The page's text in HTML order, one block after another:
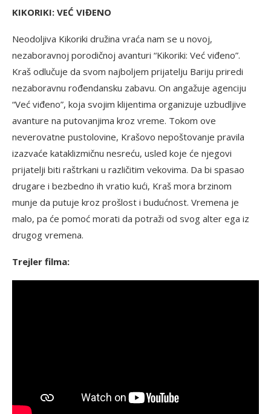
KIKORIKI: VEĆ VIĐENO
Neodoljiva Kikoriki družina vraća nam se u novoj,
nezaboravnoj porodičnoj avanturi “Kikoriki: Već viđeno”.
Kraš odlučuje da svom najboljem prijatelju Bariju priredi
nezaboravnu rođendansku zabavu. On angažuje agenciju
“Već viđeno”, koja svojim klijentima organizuje uzbudljive
avanture na putovanjima kroz vreme. Tokom ove
neverovatne pustolovine, Krašovo nepoštovanje pravila
izazvaće kataklizmičnu nesreću, usled koje će njegovi
prijatelji biti raštrkani u različitim vekovima. Da bi spasao
drugare i bezbedno ih vratio kući, Kraš mora brzinom
munje da putuje kroz prošlost i budućnost. Vremena je
malo, pa će pomoć morati da potraži od svog alter ega iz
drugog vremena.
Trejler filma: